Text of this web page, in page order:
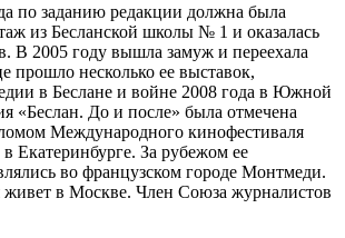
по заданию редакции должна была
из Бесланской школы № 1 и оказалась
В 2005 году вышла замуж и переехала
прошло несколько ее выставок,
в Беслане и войне 2008 года в Южной
«Беслан. До и после» была отмечена
Международного кинофестиваля
Екатеринбурге. За рубежом ее
во французском городе Монтмеди.
живет в Москве. Член Союза журналистов